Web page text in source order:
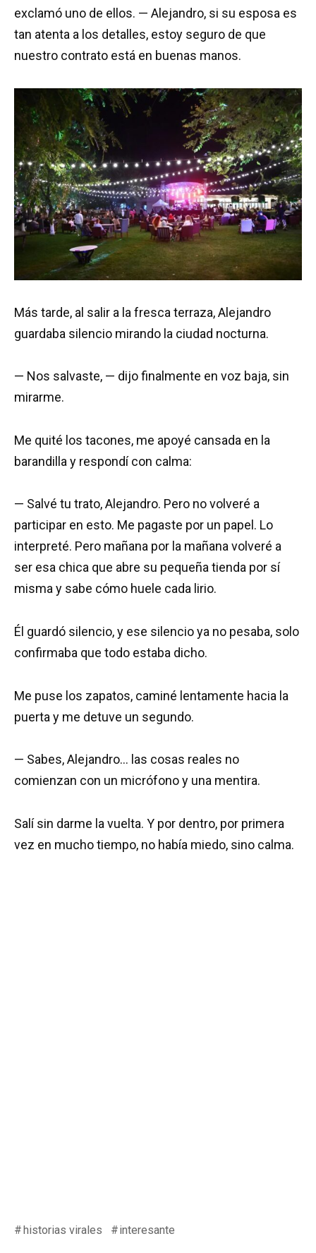
exclamó uno de ellos. — Alejandro, si su esposa es
tan atenta a los detalles, estoy seguro de que
nuestro contrato está en buenas manos.
Más tarde, al salir a la fresca terraza, Alejandro
guardaba silencio mirando la ciudad nocturna.
— Nos salvaste, — dijo finalmente en voz baja, sin
mirarme.
Me quité los tacones, me apoyé cansada en la
barandilla y respondí con calma:
— Salvé tu trato, Alejandro. Pero no volveré a
participar en esto. Me pagaste por un papel. Lo
interpreté. Pero mañana por la mañana volveré a
ser esa chica que abre su pequeña tienda por sí
misma y sabe cómo huele cada lirio.
Él guardó silencio, y ese silencio ya no pesaba, solo
confirmaba que todo estaba dicho.
Me puse los zapatos, caminé lentamente hacia la
puerta y me detuve un segundo.
— Sabes, Alejandro… las cosas reales no
comienzan con un micrófono y una mentira.
Salí sin darme la vuelta. Y por dentro, por primera
vez en mucho tiempo, no había miedo, sino calma.
historias virales interesante